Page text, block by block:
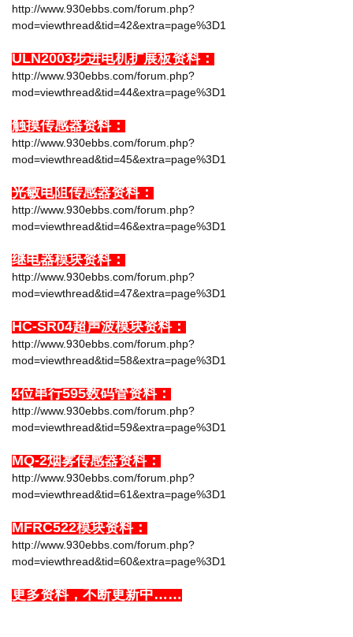
http://www.930ebbs.com/forum.php?
mod=viewthread&tid=42&extra=page%3D1
ULN2003步进电机扩展板资料：
http://www.930ebbs.com/forum.php?
mod=viewthread&tid=44&extra=page%3D1
触摸传感器资料：
http://www.930ebbs.com/forum.php?
mod=viewthread&tid=45&extra=page%3D1
光敏电阻传感器资料：
http://www.930ebbs.com/forum.php?
mod=viewthread&tid=46&extra=page%3D1
继电器模块资料：
http://www.930ebbs.com/forum.php?
mod=viewthread&tid=47&extra=page%3D1
HC-SR04超声波模块资料：
http://www.930ebbs.com/forum.php?
mod=viewthread&tid=58&extra=page%3D1
4位串行595数码管资料：
http://www.930ebbs.com/forum.php?
mod=viewthread&tid=59&extra=page%3D1
MQ-2烟雾传感器资料：
http://www.930ebbs.com/forum.php?
mod=viewthread&tid=61&extra=page%3D1
MFRC522模块资料：
http://www.930ebbs.com/forum.php?
mod=viewthread&tid=60&extra=page%3D1
更多资料，不断更新中……